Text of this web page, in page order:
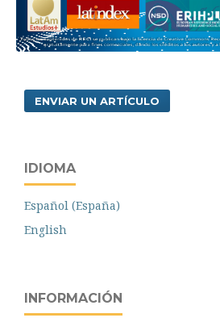
ENVIAR UN ARTÍCULO
IDIOMA
Español (España)
English
INFORMACIÓN